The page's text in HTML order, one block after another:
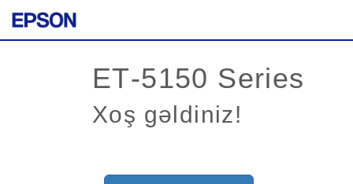
Xoş gəldiniz!